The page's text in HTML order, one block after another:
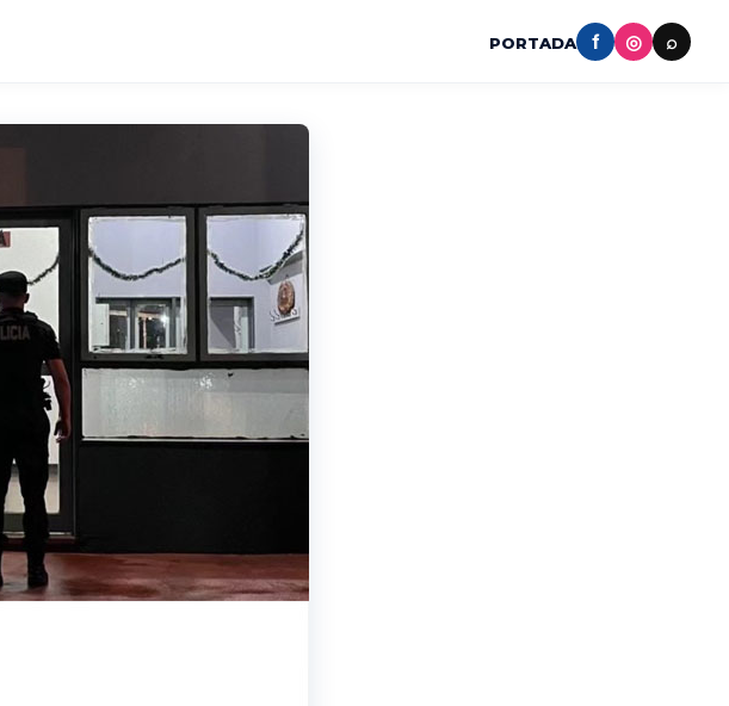
PORTADA f ◎ ⌕